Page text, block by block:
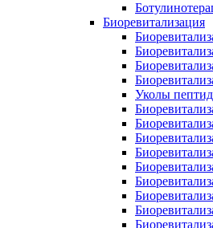
Биоревитализация
Уколы